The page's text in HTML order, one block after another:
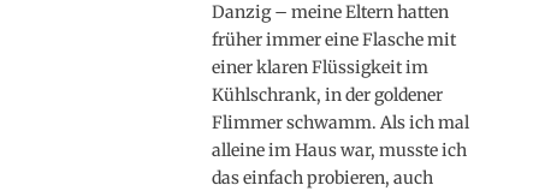
Danzig – meine Eltern hatten
früher immer eine Flasche mit
einer klaren Flüssigkeit im
Kühlschrank, in der goldener
Flimmer schwamm. Als ich mal
alleine im Haus war, musste ich
das einfach probieren, auch